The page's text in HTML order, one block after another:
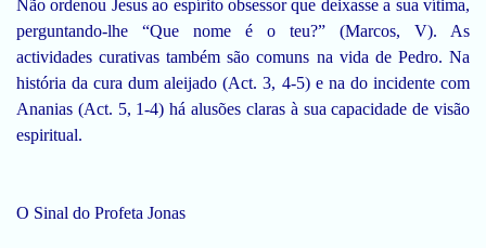
Não ordenou Jesus ao espírito obsessor que deixasse a sua vítima,
perguntando-lhe “Que nome é o teu?” (Marcos, V). As
actividades curativas também são comuns na vida de Pedro. Na
história da cura dum aleijado (Act. 3, 4-5) e na do incidente com
Ananias (Act. 5, 1-4) há alusões claras à sua capacidade de visão
espiritual.
O Sinal do Profeta Jonas